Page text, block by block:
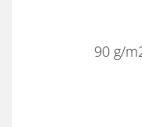
90 g/